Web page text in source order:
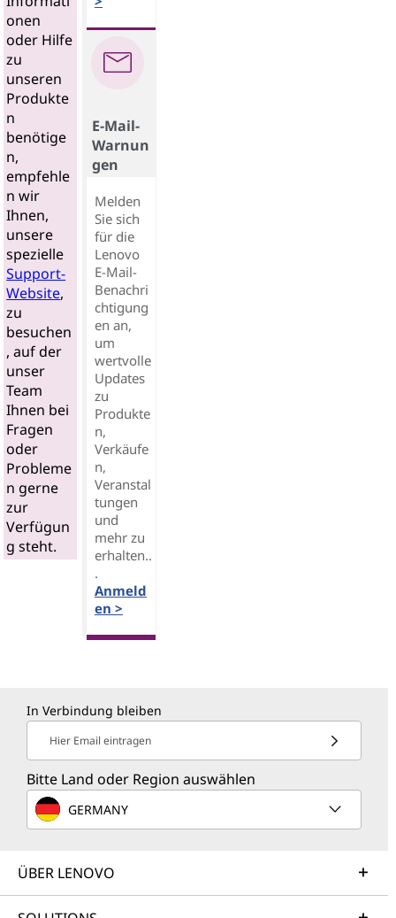
onen
oder Hilfe
zu
unseren
Produkte
n
benötige
n,
empfehle
n wir
Ihnen,
unsere
spezielle
Support-
Website,
zu
besuchen
, auf der
unser
Team
Ihnen bei
Fragen
oder
Probleme
n gerne
zur
Verfügun
g steht.
E-Mail-
Warnun
gen
Melden
Sie sich
für die
Lenovo
E-Mail-
Benachri
chtigung
en an,
um
wertvolle
Updates
zu
Produkte
n,
Verkäufe
n,
Veranstal
tungen
und
mehr zu
erhalten..
.
Anmeld
en >
In Verbindung bleiben
Hier Email eintragen
Bitte Land oder Region auswählen
GERMANY
ÜBER LENOVO